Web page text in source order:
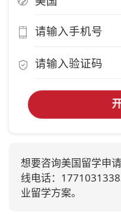
想要咨询美国留学申
线电话：
业留学方案。